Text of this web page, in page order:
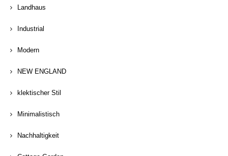
Landhaus
Industrial
Modern
NEW ENGLAND
klektischer Stil
Minimalistisch
Nachhaltigkeit